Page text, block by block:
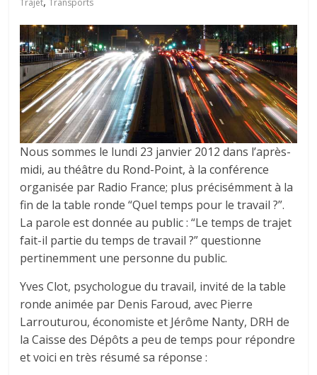
Trajet Transports
Nous sommes le lundi 23 janvier 2012 dans l’après-
midi, au théâtre du Rond-Point, à la conférence
organisée par Radio France; plus précisémment à la
fin de la table ronde “Quel temps pour le travail ?”.
La parole est donnée au public : “Le temps de trajet
fait-il partie du temps de travail ?” questionne
pertinemment une personne du public.
Yves Clot, psychologue du travail, invité de la table
ronde animée par Denis Faroud, avec Pierre
Larrouturou, économiste et Jérôme Nanty, DRH de
la Caisse des Dépôts a peu de temps pour répondre
et voici en très résumé sa réponse :